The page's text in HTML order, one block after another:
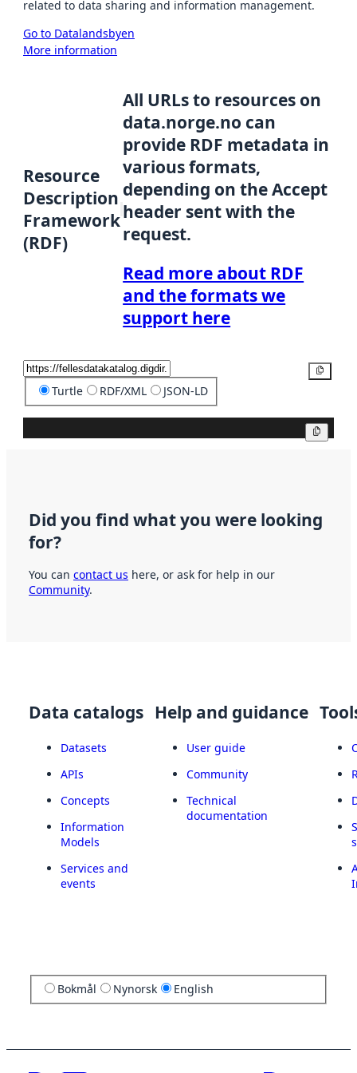
related to data sharing and information management.
Go to Datalandsbyen
More information
Resource
Description
Framework
(RDF)
All URLs to resources on
data.norge.no can
provide RDF metadata in
various formats,
depending on the Accept
header sent with the
request.
Read more about RDF
and the formats we
support here
Turtle RDF/XML JSON-LD
Did you find what you were looking
for?
You can contact us here, or ask for help in our
Community.
Data catalogs
Datasets
APIs
Concepts
Information
Models
Services and
events
Help and guidance
User guide
Community
Technical
documentation
Bokmål Nynorsk English